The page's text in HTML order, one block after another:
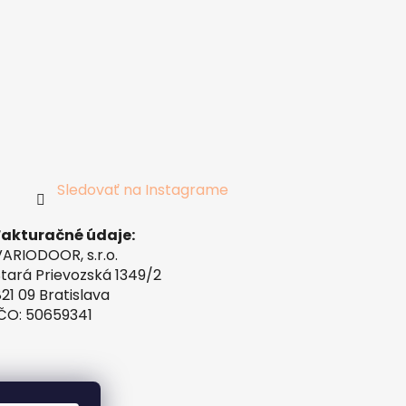
Sledovať na Instagrame
údaje:
s.r.o.
Prievozská 1349/2
09 Bratislava
50659341